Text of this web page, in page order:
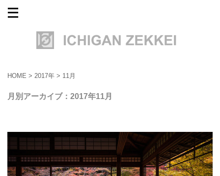
HOME > 2017年 > 11月
月別アーカイブ：2017年11月